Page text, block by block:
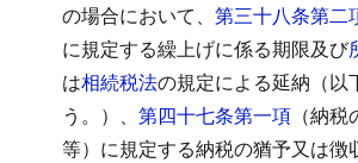
の場合において、 第三十八条第二
に規定する繰上げに係る期限及び
は相続税法の規定による延納（以
う。）、 第四十七条第一項 （納
等）に規定する納税の猶予又は徴